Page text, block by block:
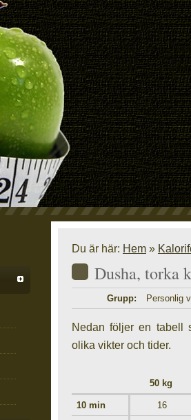
Du är här: Hem »
Dusha, torka
Grupp: Personlig
Nedan följer en tabell
olika vikter och tider.
50 kg
10 min
16